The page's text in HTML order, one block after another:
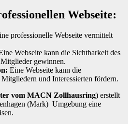
Webseite:
professionelle Webseite vermittelt
Webseite kann die Sichtbarkeit des
gewinnen.
Eine Webseite kann die
und Interessierten fördern.
vom MACN Zollhausring) erstellt
(Mark) Umgebung eine